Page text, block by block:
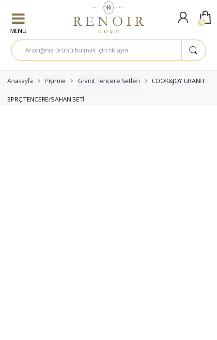
A
r
a
a
:
Anasayfa Pişirme Granit Tencere Setleri COOK&JOY GRANİT
3PRÇ TENCERE/SAHAN SETİ
0